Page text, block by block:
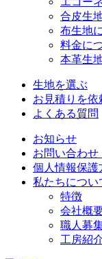
合皮生
布生地
料金に
本革生
生地を選ぶ
お見積りを依
よくある質問
お知らせ
お問い合わせ
個人情報保護
私たちについ
特徴
会社概
職人募
工房紹